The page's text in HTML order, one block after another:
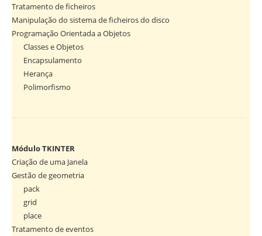
Tratamento de ficheiros
Manipulação do sistema de ficheiros do disco
Programação Orientada a Objetos
Classes e Objetos
Encapsulamento
Herança
Polimorfismo
Módulo TKINTER
Criação de uma Janela
Gestão de geometria
pack
grid
place
Tratamento de eventos